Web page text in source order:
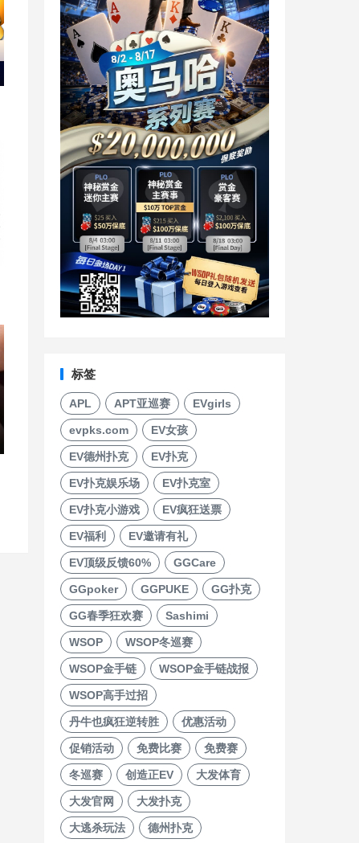
标签
APL APT亚巡赛 EVgirls
evpks.com EV女孩
EV德州扑克 EV扑克
EV扑克娱乐场 EV扑克室
EV扑克小游戏 EV疯狂送票
EV福利 EV邀请有礼
EV顶级反馈60% GGCare
GGpoker GGPUKE GG扑克
GG春季狂欢赛 Sashimi
WSOP WSOP冬巡赛
WSOP金手链 WSOP金手链战报
WSOP高手过招
丹牛也疯狂逆转胜 优惠活动
促销活动 免费比赛 免费赛
冬巡赛 创造正EV 大发体育
大发官网 大发扑克
大逃杀玩法 德州扑克